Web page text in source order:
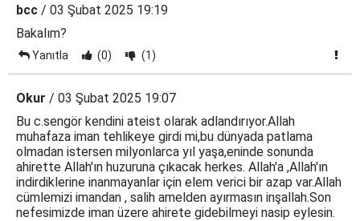
bcc / 03 Şubat 2025 19:19
Bakalım?
Yanıtla (0) (1)
Okur / 03 Şubat 2025 19:07
Bu c.sengör kendini ateist olarak adlandırıyor.Allah
muhafaza iman tehlikeye girdi mi,bu dünyada patlama
olmadan istersen milyonlarca yıl yaşa,eninde sonunda
ahirette Allah'ın huzuruna çıkacak herkes. Allah'a ,Allah'ın
indirdiklerine inanmayanlar için elem verici bir azap var.Allah
cümlemizi imandan , salih amelden ayırmasın inşallah.Son
nefesimizde iman üzere ahirete gidebilmeyi nasip eylesin.